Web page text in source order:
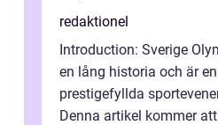
redaktionel
Introduction: Sverige
en lång historia och är
prestigefyllda
Denna artikel kommer